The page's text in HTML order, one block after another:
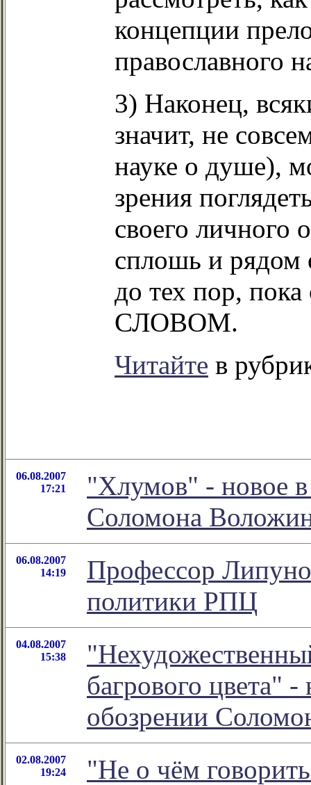
концепции
православного
3) Наконец,
значит, не
науке о душе),
зрения
своего
сплошь и
до тех пор,
СЛОВОМ.
Читайте в
06.08.2007
17:21
"Хлумов" - новое в
Соломона
06.08.2007
14:19
Профессор
политики РПЦ
04.08.2007
15:38
багрового цвета"
обозрении
02.08.2007
19:24
"Не о чём